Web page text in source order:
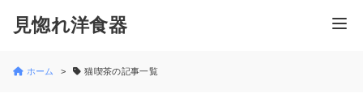
見惚れ洋食器
ホーム 猫喫茶の記事一覧